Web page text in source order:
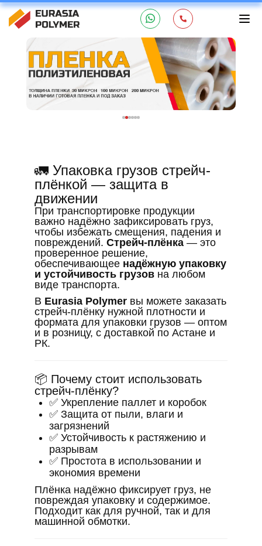
🚛 Упаковка грузов стрейч-
плёнкой — защита в
движении
При транспортировке продукции
важно надёжно зафиксировать груз,
чтобы избежать смещения, падения и
повреждений. Стрейч-плёнка — это
проверенное решение,
обеспечивающее надёжную упаковку
и устойчивость грузов на любом
виде транспорта.
В Eurasia Polymer вы можете заказать
стрейч-плёнку нужной плотности и
формата для упаковки грузов — оптом
и в розницу, с доставкой по Астане и
РК.
📦 Почему стоит использовать
стрейч-плёнку?
✅ Укрепление паллет и коробок
✅ Защита от пыли, влаги и
загрязнений
✅ Устойчивость к растяжению и
разрывам
✅ Простота в использовании и
экономия времени
Плёнка надёжно фиксирует груз, не
повреждая упаковку и содержимое.
Подходит как для ручной, так и для
машинной обмотки.